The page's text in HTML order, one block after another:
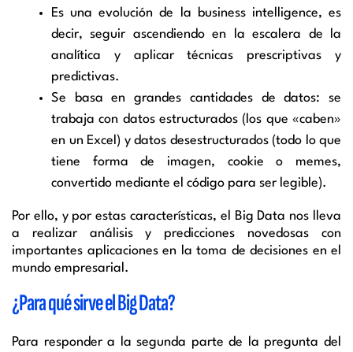
Es una evolución de la business intelligence, es
decir, seguir ascendiendo en la escalera de la
analítica y aplicar técnicas prescriptivas y
predictivas.
Se basa en grandes cantidades de datos: se
trabaja con datos estructurados (los que «caben»
en un Excel) y datos desestructurados (todo lo que
tiene forma de imagen, cookie o memes,
convertido mediante el código para ser legible).
Por ello, y por estas características, el Big Data nos lleva
a realizar análisis y predicciones novedosas con
importantes aplicaciones en la toma de decisiones en el
mundo empresarial.
¿Para qué sirve el Big Data?
Para responder a la segunda parte de la pregunta del